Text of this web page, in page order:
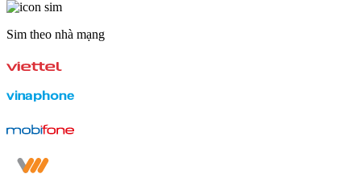
Sim theo nhà mạng